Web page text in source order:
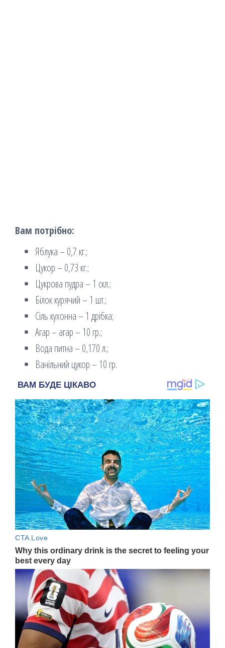
Вам потрібно:
Яблука – 0,7 кг.;
Цукор – 0,73 кг.;
Цукрова пудра – 1 скл.;
Білок курячий – 1 шт.;
Сіль кухонна – 1 дрібка;
Агар – агар – 10 гр.;
Вода питна – 0,170 л.;
Ванільний цукор – 10 гр.